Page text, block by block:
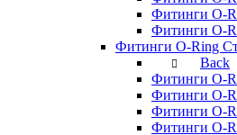
Фитинги O-
Фитинги O-
Фитинги O-Ring
Back
Фитинги O-
Фитинги O-
Фитинги O-
Фитинги O-